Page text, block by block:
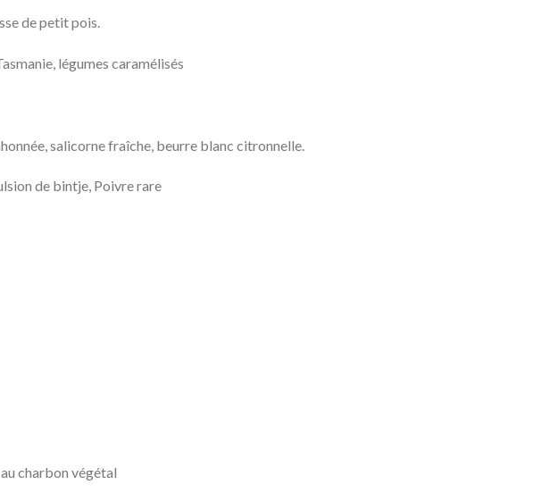
de petit pois.
légumes caramélisés
salicorne fraîche, beurre blanc citronnelle.
de bintje, Poivre rare
charbon végétal